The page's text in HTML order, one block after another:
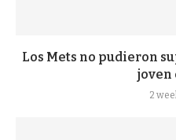
Los Mets no pudieron
joven
2